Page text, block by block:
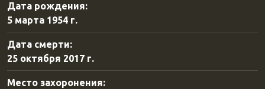
Дата рождения:
5 марта 1954 г.
Дата смерти:
25 октября 2017 г.
Место захоронения: